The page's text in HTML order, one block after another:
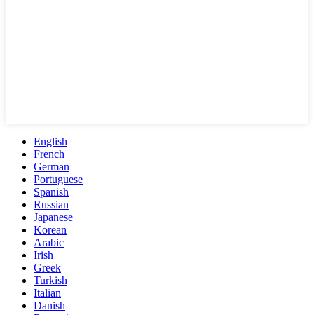
English
French
German
Portuguese
Spanish
Russian
Japanese
Korean
Arabic
Irish
Greek
Turkish
Italian
Danish